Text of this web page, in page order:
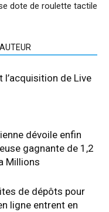
dote de roulette tactile
de Live
dévoile enfin
gagnante de 1,2
Millions
de dépôts pour
ligne entrent en